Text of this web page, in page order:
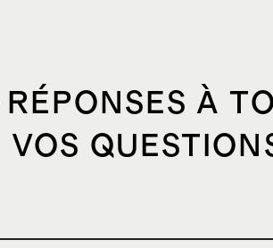
RÉPONSES À
VOS